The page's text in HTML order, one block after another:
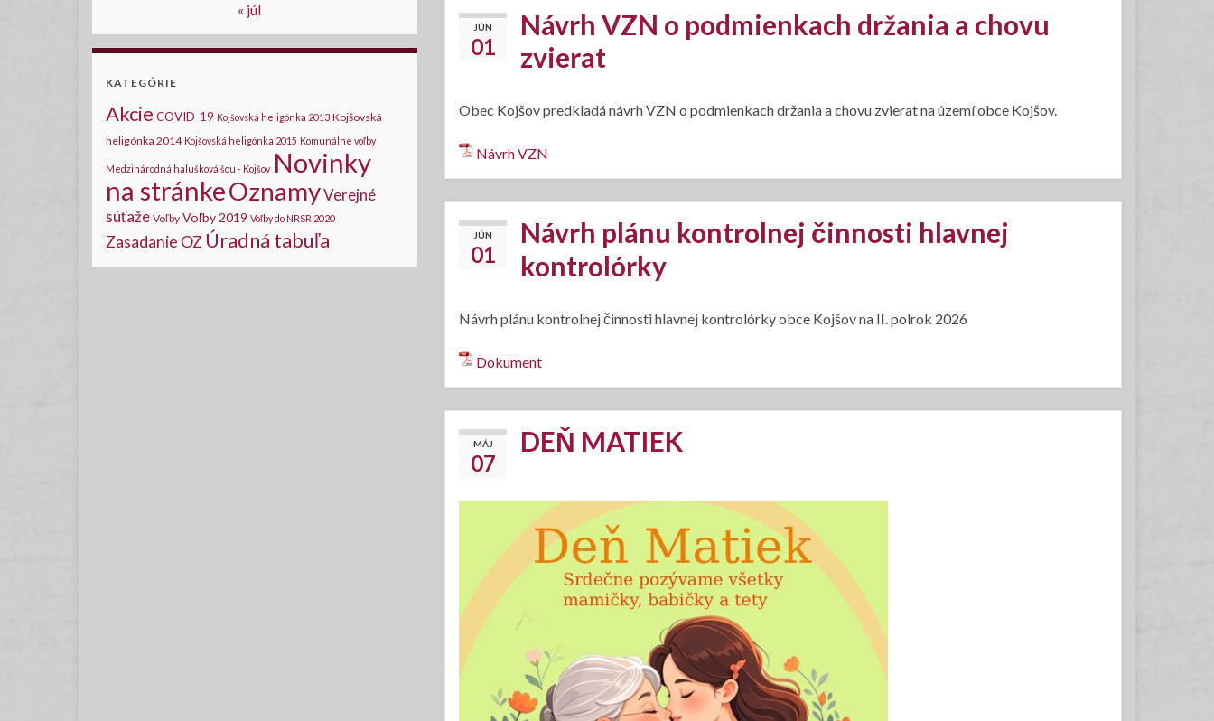
JÚN
01
Návrh VZN o podmienkach držania a chovu
zvierat
Obec Kojšov predkladá návrh VZN o podmienkach držania a chovu zvierat na území obce Kojšov.
Návrh VZN
JÚN
01
Návrh plánu kontrolnej činnosti hlavnej
kontrolórky
Návrh plánu kontrolnej činnosti hlavnej kontrolórky obce Kojšov na II. polrok 2026
Dokument
MÁJ
07
DEŇ MATIEK
« júl
KATEGÓRIE
Akcie COVID-19 Kojšovská heligónka 2013 Kojšovská
heligónka 2014 Kojšovská heligónka 2015 Komunálne voľby
Medzinárodná halušková šou - Kojšov Novinky
na stránkeOznamyVerejné
súťaže Voľby Voľby 2019 Voľby do NRSR 2020
Zasadanie OZ Úradná tabuľa